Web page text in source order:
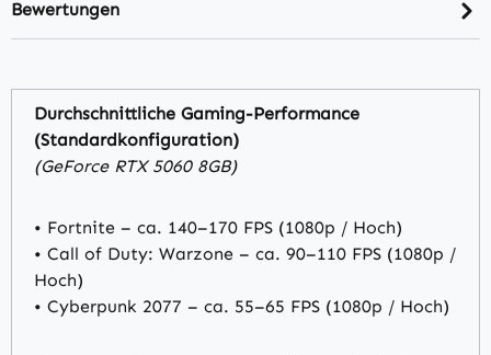
Bewertungen
Durchschnittliche Gaming-Performance
(Standardkonfiguration)
(GeForce RTX 5060 8GB)
• Fortnite – ca. 140–170 FPS (1080p / Hoch)
• Call of Duty: Warzone – ca. 90–110 FPS (1080p /
Hoch)
• Cyberpunk 2077 – ca. 55–65 FPS (1080p / Hoch)